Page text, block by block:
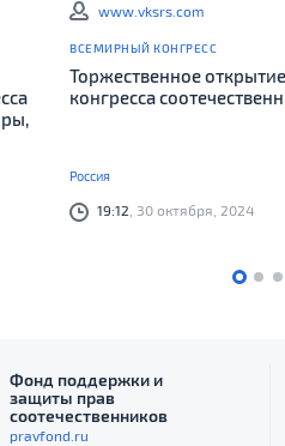
www.vksrs.com
ВСЕМИРНЫЙ КОНГРЕСС
Торжественное
конгресса
Россия
19:12 , 30 октября, 2024
Фонд поддержки и
защиты прав
соотечественников
pravfond.ru